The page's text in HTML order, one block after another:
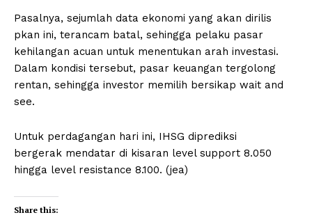
Pasalnya, sejumlah data ekonomi yang akan dirilis
pkan ini, terancam batal, sehingga pelaku pasar
kehilangan acuan untuk menentukan arah investasi.
Dalam kondisi tersebut, pasar keuangan tergolong
rentan, sehingga investor memilih bersikap wait and
see.
Untuk perdagangan hari ini, IHSG diprediksi
bergerak mendatar di kisaran level support 8.050
hingga level resistance 8.100. (jea)
Share this: